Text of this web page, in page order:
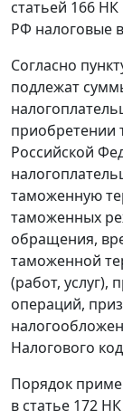
статьей 166 НК
РФ налоговые
Согласно
подлежат
приобретении
Российской
таможенную
таможенных
обращения,
таможенной
(работ, услуг),
операций,
Налогового
Порядок
в статье 172 НК